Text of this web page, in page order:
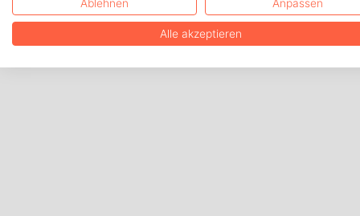
Ablehnen Anpassen
Alle akzeptieren